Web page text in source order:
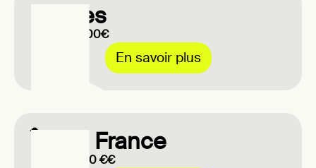
Nantes
Jusqu'à 1500€
En savoir plus
Île de France
Jusqu'à 600 €€